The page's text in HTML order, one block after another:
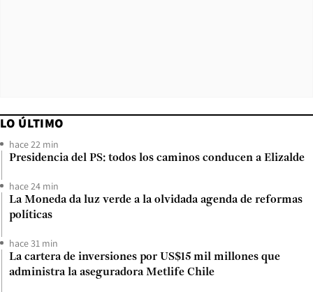
LO ÚLTIMO
hace 22 min
Presidencia del PS: todos los caminos conducen a Elizalde
hace 24 min
La Moneda da luz verde a la olvidada agenda de reformas
políticas
hace 31 min
La cartera de inversiones por US$15 mil millones que
administra la aseguradora Metlife Chile